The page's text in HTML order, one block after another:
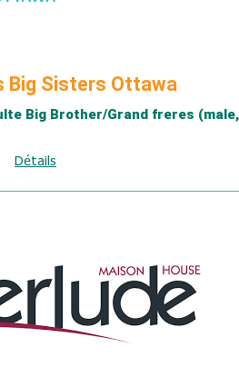
Big Sisters Ottawa
Big Brother/Grand freres (male,
Détails